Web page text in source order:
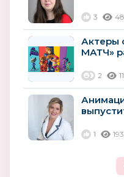
3
Актеры
МАТЧ»
2
1